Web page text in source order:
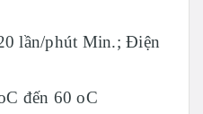
lần/phút Min.; Điện
đến 60 oC